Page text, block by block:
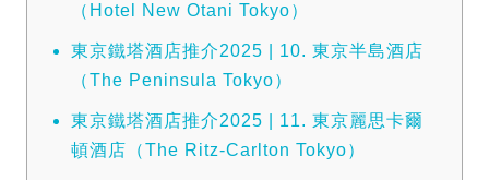
（Hotel New Otani Tokyo）
東京鐵塔酒店推介2025 | 10. 東京半島酒店
（The Peninsula Tokyo）
東京鐵塔酒店推介2025 | 11. 東京麗思卡爾
頓酒店（The Ritz-Carlton Tokyo）